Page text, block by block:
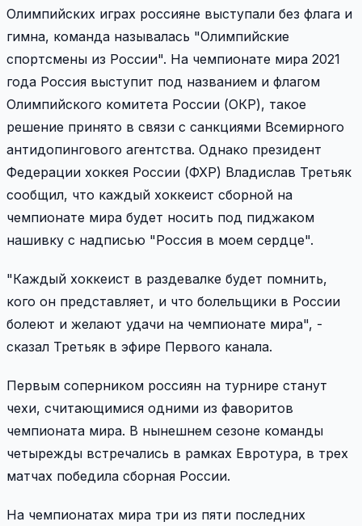
Олимпийских играх россияне выступали без флага и
гимна, команда называлась "Олимпийские
спортсмены из России". На чемпионате мира 2021
года Россия выступит под названием и флагом
Олимпийского комитета России (ОКР), такое
решение принято в связи с санкциями Всемирного
антидопингового агентства. Однако президент
Федерации хоккея России (ФХР) Владислав Третьяк
сообщил, что каждый хоккеист сборной на
чемпионате мира будет носить под пиджаком
нашивку с надписью "Россия в моем сердце".
"Каждый хоккеист в раздевалке будет помнить,
кого он представляет, и что болельщики в России
болеют и желают удачи на чемпионате мира", -
сказал Третьяк в эфире Первого канала.
Первым соперником россиян на турнире станут
чехи, считающимися одними из фаворитов
чемпионата мира. В нынешнем сезоне команды
четырежды встречались в рамках Евротура, в трех
матчах победила сборная России.
На чемпионатах мира три из пяти последних